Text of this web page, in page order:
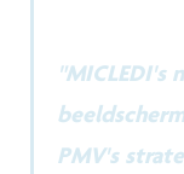
"MICLEDI's
PMV's